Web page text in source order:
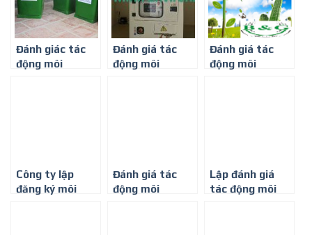
Đánh giác tác
động môi
Đánh giá tác
động môi
Đánh giá tác
động môi
Công ty lập
đăng ký môi
Đánh giá tác
động môi
Lập đánh giá
tác động môi